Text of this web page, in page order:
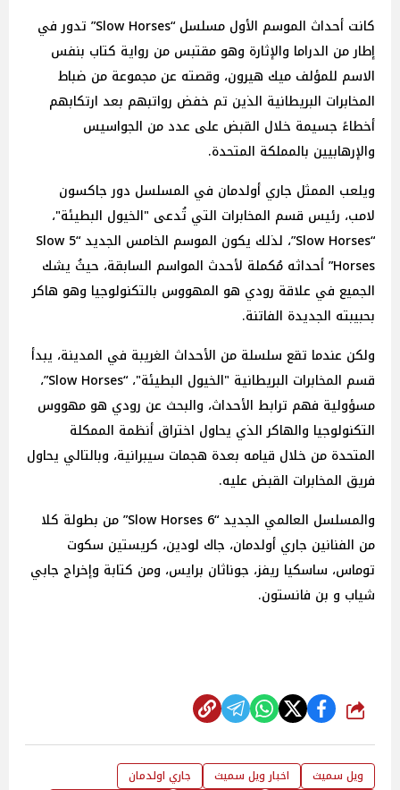
كانت أحداث الموسم الأول مسلسل “Slow Horses” تدور في
إطار من الدراما والإثارة وهو مقتبس من رواية كتاب بنفس
الاسم للمؤلف ميك هيرون، وقصته عن مجموعة من ضباط
المخابرات البريطانية الذين تم خفض رواتبهم بعد ارتكابهم
أخطاءً جسيمة خلال القبض على عدد من الجواسيس
والإرهابيين بالمملكة المتحدة.
ويلعب الممثل جاري أولدمان في المسلسل دور جاكسون
لامب، رئيس قسم المخابرات التي تُدعى "الخيول البطيئة"،
“Slow Horses”، لذلك يكون الموسم الخامس الجديد “5 Slow
Horses” أحداثه مُكملة لأحدث المواسم السابقة، حيثُ يشك
الجميع في علاقة رودي هو المهووس بالتكنولوجيا وهو هاكر
بحبيبته الجديدة الفاتنة.
ولكن عندما تقع سلسلة من الأحداث الغريبة في المدينة، يبدأ
قسم المخابرات البريطانية "الخيول البطيئة"، “Slow Horses”،
مسؤولية فهم ترابط الأحداث، والبحث عن رودي هو مهووس
التكنولوجيا والهاكر الذي يحاول اختراق أنظمة الممكلة
المتحدة من خلال قيامه بعدة هجمات سيبرانية، وبالتالي يحاول
فريق المخابرات القبض عليه.
والمسلسل العالمي الجديد “6 Slow Horses” من بطولة كلا
من الفنانين جاري أولدمان، جاك لودين، كريستين سكوت
توماس، ساسكيا ريفز، جوناثان برايس، ومن كتابة وإخراج جابي
شياب و بن فانستون.
شارك
ويل سميث اخبار ويل سميث
جاري اولدمان